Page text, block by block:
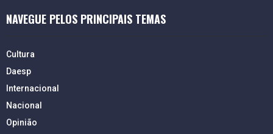
NAVEGUE PELOS PRINCIPAIS TEMAS
Cultura
Daesp
Internacional
Nacional
Opinião